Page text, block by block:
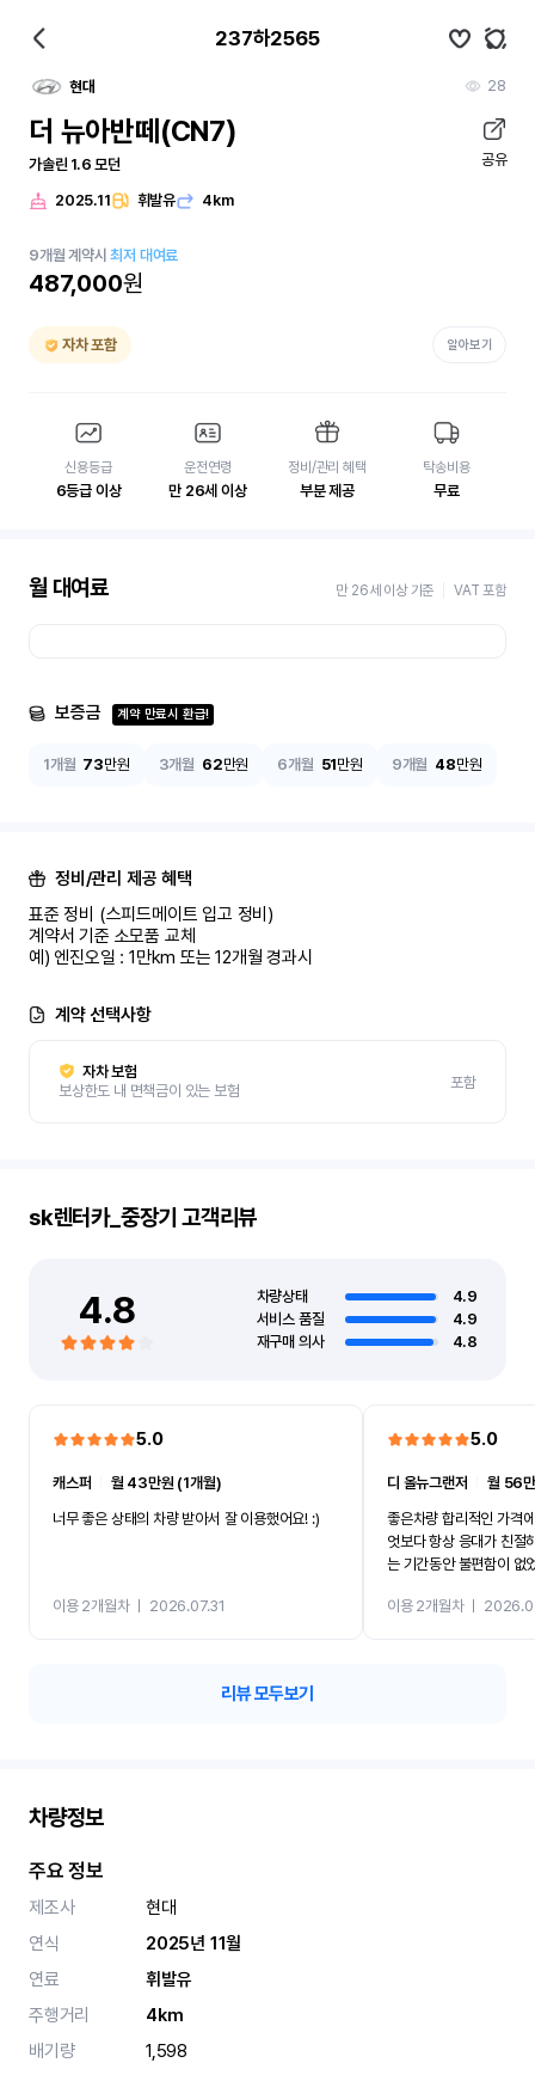
237하2565
현대 28
더 뉴아반떼(CN7)
가솔린 1.6 모던 공유
2025.11 휘발유 4km
9개월 계약시최저 대여료
487,000원
자차 포함 알아보기
신용등급
6등급 이상
운전연령
만 26세 이상
정비/관리 혜택
부분 제공
탁송비용
무료
월 대여료 만 26세 이상 기준 VAT 포함
보증금 계약 만료시 환급!
1개월 73만원 3개월 62만원 6개월 51만원 9개월 48만원
정비/관리 제공 혜택
표준 정비 (스피드메이트 입고 정비)
계약서 기준 소모품 교체
예) 엔진오일 : 1만km 또는 12개월 경과시
계약 선택사항
자차 보험
보상한도 내 면책금이 있는 보험
포함
sk렌터카_중장기 고객리뷰
4.8 차량상태
4.9
서비스 품질
4.9
재구매 의사
4.8
5.0
캐스퍼
월 43만원 (1개월)
너무 좋은 상태의 차량 받아서 잘 이용했어요! :)
이용 2개월차ㅣ 2026.07.31
5.0
디 올뉴그랜저 ㅣ월 56
좋은차량 합리적인 가격
엇보다 항상 응대가 친절
는 기간동안 불편함이 없
카 렌트 고민없이 강추합
이용 2개월차ㅣ
리뷰 모두보기
차량정보
주요 정보
제조사
현대
연식
2025년 11월
연료
휘발유
주행거리
4km
배기량
1,598